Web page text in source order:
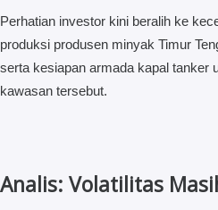
Perhatian investor kini beralih ke
produksi produsen minyak Timur
serta kesiapan armada kapal tanker
kawasan tersebut.
Analis: Volatilitas